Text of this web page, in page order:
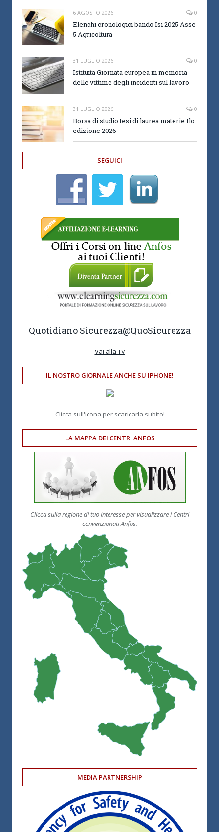
6 AGOSTO 2026 0
Elenchi cronologici bando Isi 2025 Asse
5 Agricoltura
31 LUGLIO 2026 0
Istituita Giornata europea in memoria
delle vittime degli incidenti sul lavoro
31 LUGLIO 2026 0
Borsa di studio tesi di laurea materie Ilo
edizione 2026
SEGUICI
Quotidiano Sicurezza@QuoSicurezza
Vai alla TV
IL NOSTRO GIORNALE ANCHE SU IPHONE!
Clicca sull'icona per scaricarla subito!
LA MAPPA DEI CENTRI ANFOS
Clicca sulla regione di tuo interesse per visualizzare i Centri
convenzionati Anfos.
MEDIA PARTNERSHIP